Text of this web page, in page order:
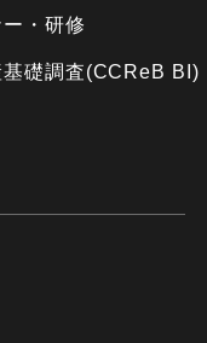
・研修
基礎調査(CCReB BI)